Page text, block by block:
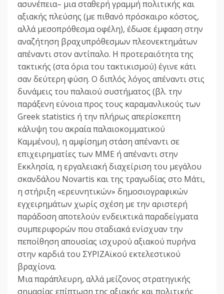
ασυνέπεια– μια σταθερή γραμμή πολιτικής και
αξιακής πλεύσης (με πιθανό πρόσκαιρο κόστος,
αλλά μεσοπρόθεσμα οφέλη), έδωσε έμφαση στην
αναζήτηση βραχυπρόθεσμων πλεονεκτημάτων
απέναντι στον αντίπαλο. Η προτεραιότητα της
τακτικής (στα όρια του τακτικισμού) έγινε κάτι
σαν δεύτερη φύση. Ο διπλός λόγος απέναντι στις
δυνάμεις του παλαιού συστήματος (βλ. την
παράξενη εύνοια προς τους καραμανλικούς των
Greek statistics ή την πλήρως απερίσκεπτη
κάλυψη του ακραία παλαιοκομματικού
Καμμένου), η αμφίσημη στάση απέναντι σε
επιχειρηματίες των ΜΜΕ ή απέναντι στην
Εκκλησία, η εργαλειακή διαχείριση του μεγάλου
σκανδάλου Novartis και της τραγωδίας στο Μάτι,
η στήριξη «ερευνητικών» δημοσιογραφικών
εγχειρημάτων χωρίς σχέση με την αριστερή
παράδοση αποτελούν ενδεικτικά παραδείγματα
συμπεριφορών που σταδιακά ενίσχυαν την
πεποίθηση απουσίας ισχυρού αξιακού πυρήνα
στην καρδιά του ΣΥΡΙΖΑϊκού εκτελεστικού
βραχίονα.
Μια παράπλευρη, αλλά μείζονος στρατηγικής
σημασίας επίπτωση της αξιακής και πολιτικής